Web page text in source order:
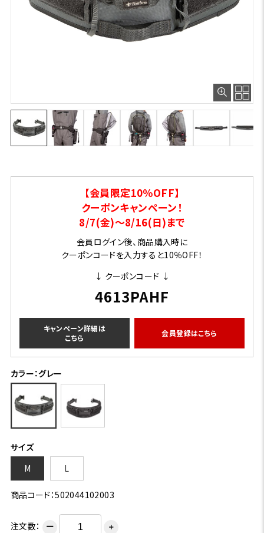
【会員限定10％OFF】
クーポンキャンペーン！
8/7(金)～8/16(日)まで
会員ログイン後、商品購入時に
クーポンコードを入力すると10％OFF！
↓ クーポンコード ↓
4613PAHF
キャンペーン詳細は
こちら
会員登録はこちら
カラー：グレー
サイズ
M
L
商品コード：502044102003
注文数： ー ＋